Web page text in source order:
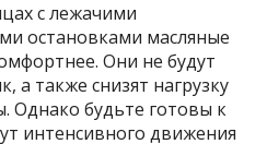
с лежачими
остановками масляные
Они не будут
а также снизят нагрузку
Однако будьте готовы к
интенсивного движения